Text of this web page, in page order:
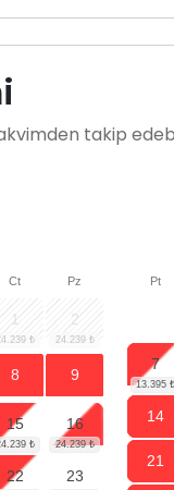
takip
Ct Pz
1 2
8 9
15 16
22 23
Pt
7
14
21